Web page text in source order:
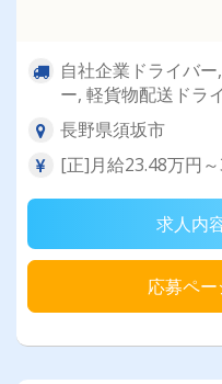
自社企業ドライバ
ー, 軽貨物配送ドラ
長野県須坂市
[正]月給23.48万円
求人内
応募ペ